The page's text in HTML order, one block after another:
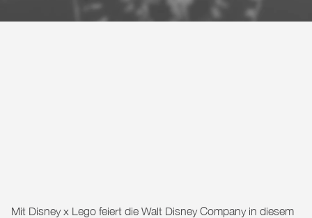
Mit Disney x Lego feiert die Walt Disney Company in diesem